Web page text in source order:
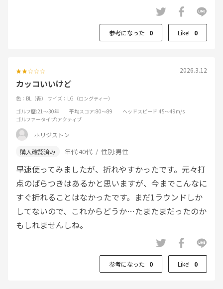
参考になった 0 Like! 0
2026.3.12
カッコいいけど
色：BL（青）
サイズ：LG（ロングティー）
ゴルフ歴:21～30年 平均スコア:80～89 ヘッドスピード:45～49m/s
ゴルファータイプ:アクティブ
ホリジストン
年代:40代 性別:男性
早速使ってみましたが、折れやすかったです。元々打
点のばらつきはあるかと思いますが、今までこんなに
すぐ折れることはなかったです。まだ1ラウンドしか
してないので、これからどうか…たまたまだったのか
もしれませんしね。
参考になった 0 Like! 0